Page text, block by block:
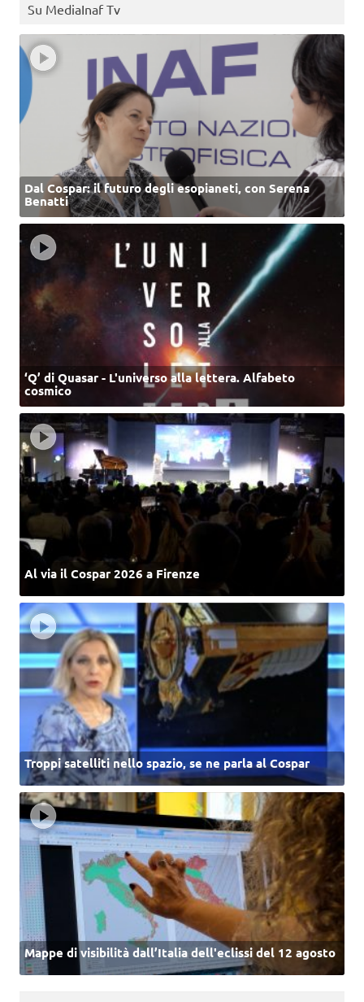
Su MediaInaf Tv
Dal Cospar: il futuro degli esopianeti, con Serena
Benatti
‘Q’ di Quasar - L'universo alla lettera. Alfabeto
cosmico
Al via il Cospar 2026 a Firenze
Troppi satelliti nello spazio, se ne parla al Cospar
Mappe di visibilità dall’Italia dell'eclissi del 12 agosto